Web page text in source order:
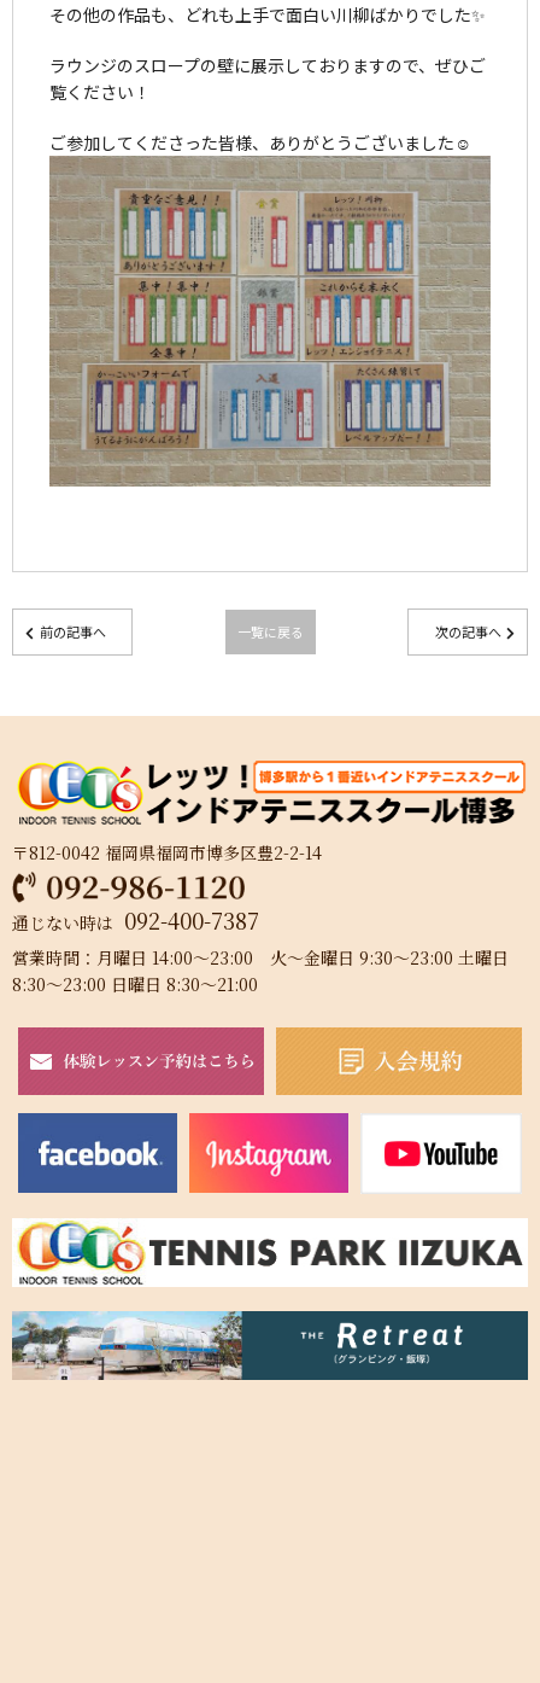
その他の作品も、どれも上手で面白い川柳ばかりでした✨
ラウンジのスロープの壁に展示しておりますので、ぜひご
覧ください！
ご参加してくださった皆様、ありがとうございました☺️
前の記事へ 一覧に戻る 次の記事へ
〒812-0042 福岡県福岡市博多区豊2-2-14
通じない時は 092-400-7387
営業時間：月曜日 14:00～23:00 火～金曜日 9:30～23:00 土曜日
8:30～23:00 日曜日 8:30～21:00